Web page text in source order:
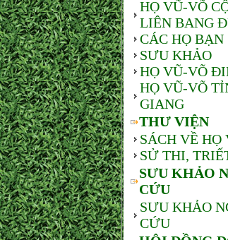
HỌ VŨ-VÕ
LIÊN BANG
CÁC HỌ BẠN
SƯU KHẢO
HỌ VŨ-VÕ
HỌ VŨ-VÕ
GIANG
THƯ VIỆN
SÁCH VỀ HỌ
SỬ THI,
SƯU KHẢO
CỨU
SƯU KHẢO
CỨU